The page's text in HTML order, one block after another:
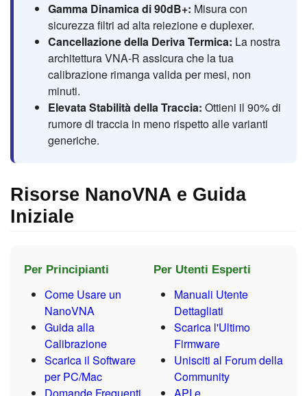
Gamma Dinamica di 90dB+: Misura con
sicurezza filtri ad alta reiezione e duplexer.
Cancellazione della Deriva Termica: La nostra
architettura VNA-R assicura che la tua
calibrazione rimanga valida per mesi, non
minuti.
Elevata Stabilità della Traccia: Ottieni il 90% di
rumore di traccia in meno rispetto alle varianti
generiche.
Risorse NanoVNA e Guida
Iniziale
Per Principianti
Come Usare un
NanoVNA
Guida alla
Calibrazione
Scarica il Software
per PC/Mac
Per Utenti Esperti
Manuali Utente
Dettagliati
Scarica l'Ultimo
Firmware
Unisciti al Forum della
Community